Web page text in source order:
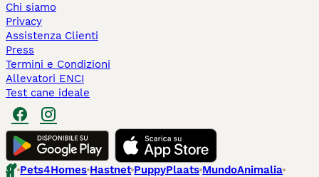
Chi siamo
Privacy
Assistenza Clienti
Press
Termini e Condizioni
Allevatori ENCI
Test cane ideale
Pets4Homes Hastnet PuppyPlaats MundoAnimalia